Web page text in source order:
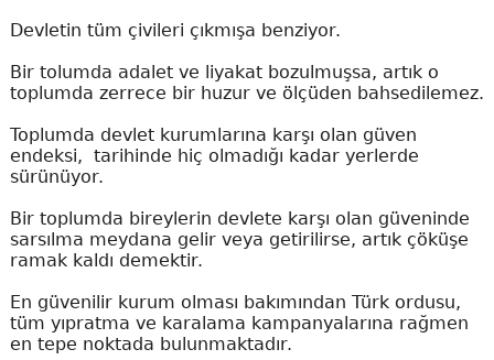
Devletin tüm çivileri çıkmışa benziyor.
Bir tolumda adalet ve liyakat bozulmuşsa, artık o
toplumda zerrece bir huzur ve ölçüden bahsedilemez.
Toplumda devlet kurumlarına karşı olan güven
endeksi, tarihinde hiç olmadığı kadar yerlerde
sürünüyor.
Bir toplumda bireylerin devlete karşı olan güveninde
sarsılma meydana gelir veya getirilirse, artık çöküşe
ramak kaldı demektir.
En güvenilir kurum olması bakımından Türk ordusu,
tüm yıpratma ve karalama kampanyalarına rağmen
en tepe noktada bulunmaktadır.